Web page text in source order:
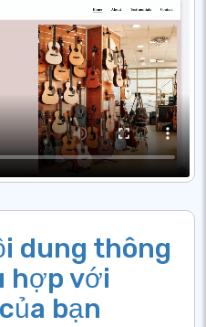
dung thông
hợp với
bạn